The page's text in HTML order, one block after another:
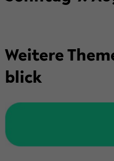
Wei­te­re
blick